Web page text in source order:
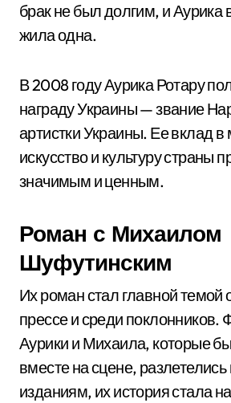
брак не был долгим, и Аурика
жила одна.
В 2008 году Аурика Ротару
награду Украины — звание
артистки Украины. Ее вклад
искусство и культуру страны
значимым и ценным.
Роман с Михаилом
Шуфутинским
Их роман стал главной темой
прессе и среди поклонников.
Аурики и Михаила, которые
вместе на сцене,
изданиям, их история стала